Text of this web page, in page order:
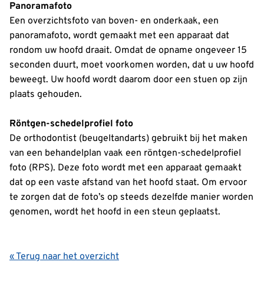
Panoramafoto
Een overzichtsfoto van boven- en onderkaak, een
panoramafoto, wordt gemaakt met een apparaat dat
rondom uw hoofd draait. Omdat de opname ongeveer 15
seconden duurt, moet voorkomen worden, dat u uw hoofd
beweegt. Uw hoofd wordt daarom door een stuen op zijn
plaats gehouden.
Röntgen-schedelprofiel foto
De orthodontist (beugeltandarts) gebruikt bij het maken
van een behandelplan vaak een röntgen-schedelprofiel
foto (RPS). Deze foto wordt met een apparaat gemaakt
dat op een vaste afstand van het hoofd staat. Om ervoor
te zorgen dat de foto’s op steeds dezelfde manier worden
genomen, wordt het hoofd in een steun geplaatst.
« Terug naar het overzicht